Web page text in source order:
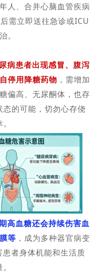
人、合并心脑血管疾病
需立即送往急诊或ICU
。
病患者出现感冒、腹泻
停用降糖药物 ，需增加
偏高、无尿酮体，也存
的可能，切勿心存侥
高血糖还会持续伤害血
等 ，成为多种器官病变
患者身体机能和生活质